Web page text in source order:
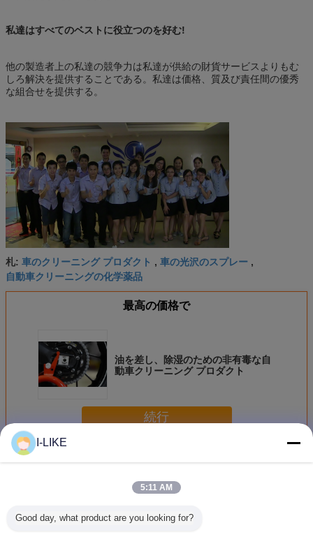
私達はすべてのベストに役立つのを好む!
他の製造者上の私達の競争力は私達が供給の財貨サービスよりもむ
しろ解決を提供することである。私達は価格、質及び責任間の優秀
な組合せを提供する。
札: 車のクリーニング プロダクト , 車の光沢のスプレー ,
自動車クリーニングの化学薬品
最高の価格で
油を差し、除湿のための非有毒な自
動車クリーニング プロダクト
続行
多く自動車クリーニング プロダクト
I-LIKE
5:11 AM
Good day, what product are you looking for?